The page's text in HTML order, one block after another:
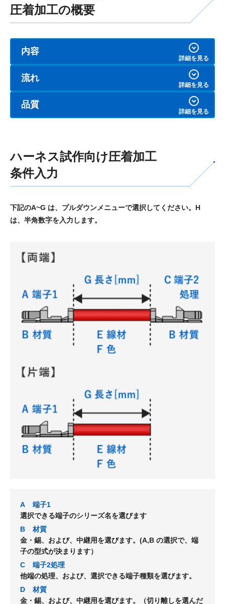
圧着加工の概要
内容
流れ
品質
ハーネス試作向け圧着加工
条件入力
下記のA~G は、プルダウンメニューで選択してください。H
は、半角数字を入力します。
A
端子1
選択できる端子のシリーズ名を選びます
B
材質
金・錫、および、中継用を選びます。(A,B の選択で、端
子の型式が決まります）
C
端子2処理
他端の処理、および、選択できる端子種類を選びます。
D
材質
金・錫、および、中継用を選びます。（切り離しを選んだ